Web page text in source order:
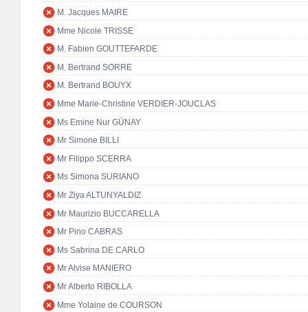
M. Jacques MAIRE
Mme Nicole TRISSE
M. Fabien GOUTTEFARDE
M. Bertrand SORRE
M. Bertrand BOUYX
Mme Marie-Christine VERDIER-JOUCLAS
Ms Emine Nur GÜNAY
Mr Simone BILLI
Mr Filippo SCERRA
Ms Simona SURIANO
Mr Ziya ALTUNYALDIZ
Mr Maurizio BUCCARELLA
Mr Pino CABRAS
Ms Sabrina DE CARLO
Mr Alvise MANIERO
Mr Alberto RIBOLLA
Mme Yolaine de COURSON